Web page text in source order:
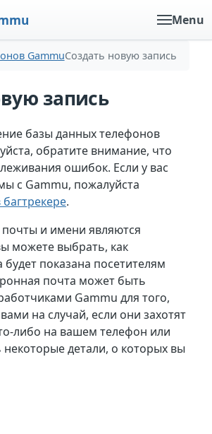
Menu
GammuСоздать новую запись
запись
базы данных телефонов
обратите внимание, что
ошибок. Если у вас
с Gammu, пожалуйста
.
и имени являются
можете выбрать, как
показана посетителям
почта может быть
Gammu для того,
на случай, если они захотят
либо на вашем телефон или
некоторые детали, о которых вы